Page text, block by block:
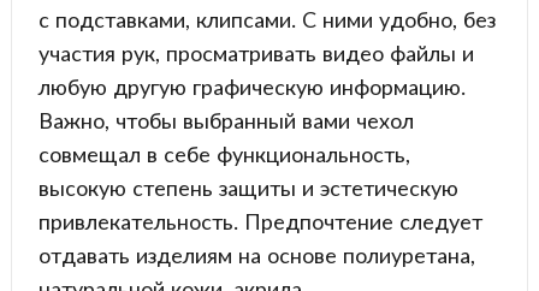
с подставками, клипсами. С ними удобно, без
участия рук, просматривать видео файлы и
любую другую графическую информацию.
Важно, чтобы выбранный вами чехол
совмещал в себе функциональность,
высокую степень защиты и эстетическую
привлекательность. Предпочтение следует
отдавать изделиям на основе полиуретана,